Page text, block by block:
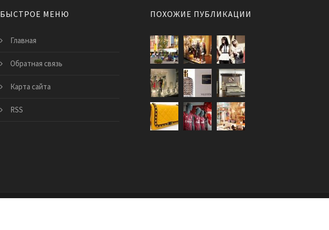
БЫСТРОЕ МЕНЮ
Главная
Обратная связь
Карта сайта
RSS
ПОХОЖИЕ ПУБЛИКАЦИИ